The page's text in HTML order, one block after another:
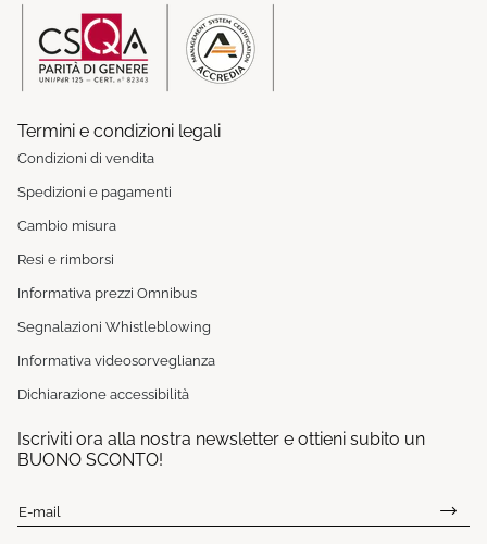
Termini e condizioni legali
Condizioni di vendita
Spedizioni e pagamenti
Cambio misura
Resi e rimborsi
Informativa prezzi Omnibus
Segnalazioni Whistleblowing
Informativa videosorveglianza
Dichiarazione accessibilità
Iscriviti ora alla nostra newsletter e ottieni subito un
BUONO SCONTO!
E-mail